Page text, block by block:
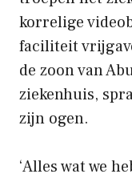
korrelige
faciliteit
de zoon van
ziekenhuis,
zijn ogen.
‘Alles wat we